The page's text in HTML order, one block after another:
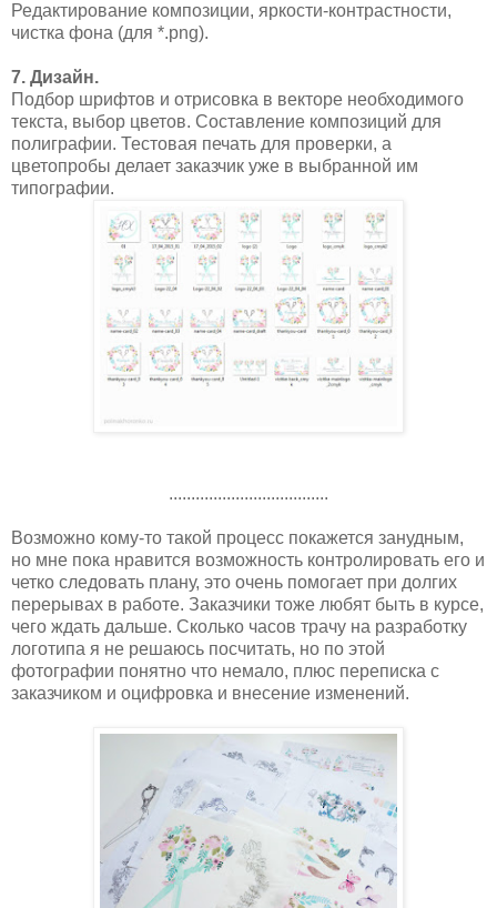
Редактирование композиции, яркости-контрастности,
чистка фона (для *.png).
7. Дизайн.
Подбор шрифтов и отрисовка в векторе необходимого
текста, выбор цветов. Составление композиций для
полиграфии. Тестовая печать для проверки, а
цветопробы делает заказчик уже в выбранной им
типографии.
....................................
Возможно кому-то такой процесс покажется занудным,
но мне пока нравится возможность контролировать его и
четко следовать плану, это очень помогает при долгих
перерывах в работе. Заказчики тоже любят быть в курсе,
чего ждать дальше. Сколько часов трачу на разработку
логотипа я не решаюсь посчитать, но по этой
фотографии понятно что немало, плюс переписка с
заказчиком и оцифровка и внесение изменений.